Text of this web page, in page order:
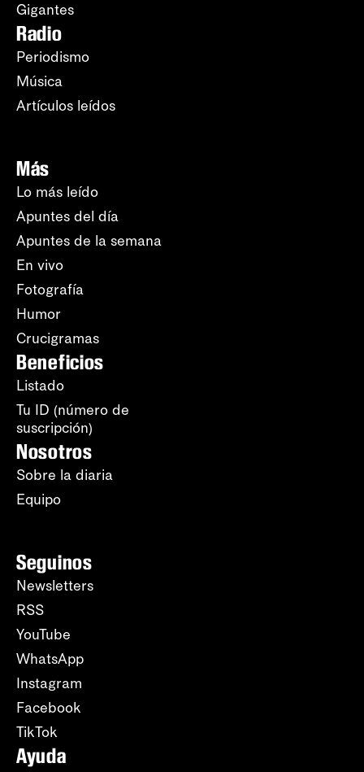
Gigantes
Radio
Periodismo
Música
Artículos leídos
Más
Lo más leído
Apuntes del día
Apuntes de la semana
En vivo
Fotografía
Humor
Crucigramas
Beneficios
Listado
Tu ID (número de
suscripción)
Nosotros
Sobre la diaria
Equipo
Seguinos
Newsletters
RSS
YouTube
WhatsApp
Instagram
Facebook
TikTok
Ayuda